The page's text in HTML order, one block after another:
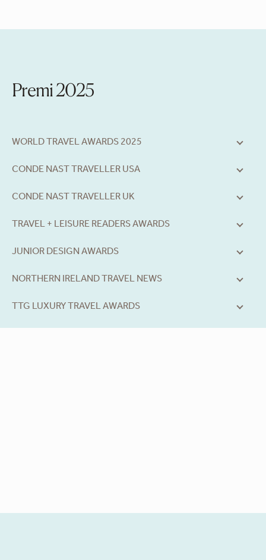
Premi 2025
WORLD TRAVEL AWARDS 2025
CONDE NAST TRAVELLER USA
CONDE NAST TRAVELLER UK
TRAVEL + LEISURE READERS AWARDS
JUNIOR DESIGN AWARDS
NORTHERN IRELAND TRAVEL NEWS
TTG LUXURY TRAVEL AWARDS